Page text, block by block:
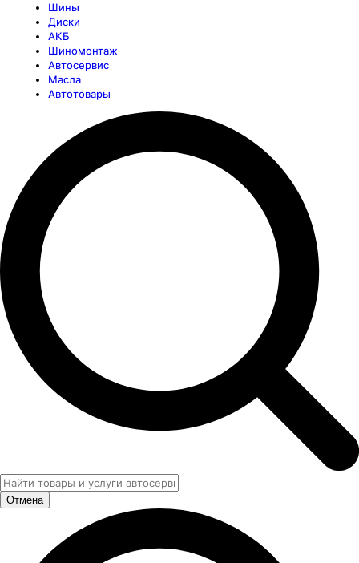
Шины
Диски
АКБ
Шиномонтаж
Автосервис
Масла
Автотовары
Отмена